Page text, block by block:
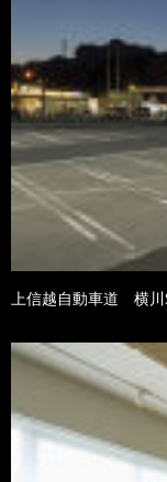
上信越自動車道 横